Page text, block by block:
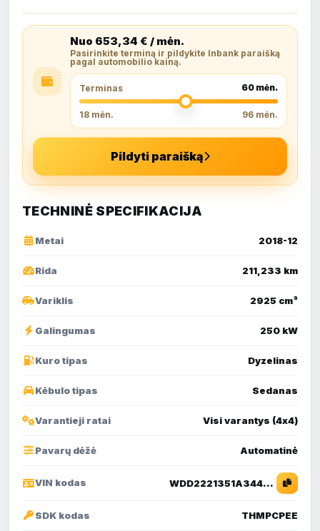
Nuo 653,34 € / mėn.
Pasirinkite terminą ir pildykite Inbank paraišką
pagal automobilio kainą.
Terminas 60 mėn.
18 mėn. 96 mėn.
Pildyti paraišką
TECHNINĖ SPECIFIKACIJA
Metai 2018-12
Rida 211,233 km
Variklis 2925 cm³
Galingumas 250 kW
Kuro tipas Dyzelinas
Kėbulo tipas Sedanas
Varantieji ratai Visi varantys (4х4)
Pavarų dėžė Automatinė
VIN kodas WDD2221351A344681
SDK kodas THMPCPEE